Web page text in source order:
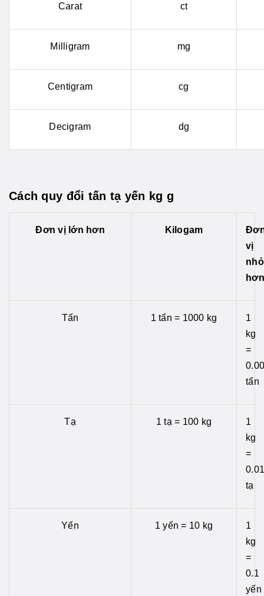
Carat ct
Milligram mg
Centigram cg
Decigram dg
Cách quy đổi tấn tạ yến kg g
Đơn vị lớn hơn Kilogam
vị
nhỏ
hơn
Tấn 1 tấn = 1000 kg
1
kg
=
tấn
Tạ 1 tạ = 100 kg
1
kg
=
0.01
tạ
Yến 1 yến = 10 kg
1
kg
=
0.1
yến